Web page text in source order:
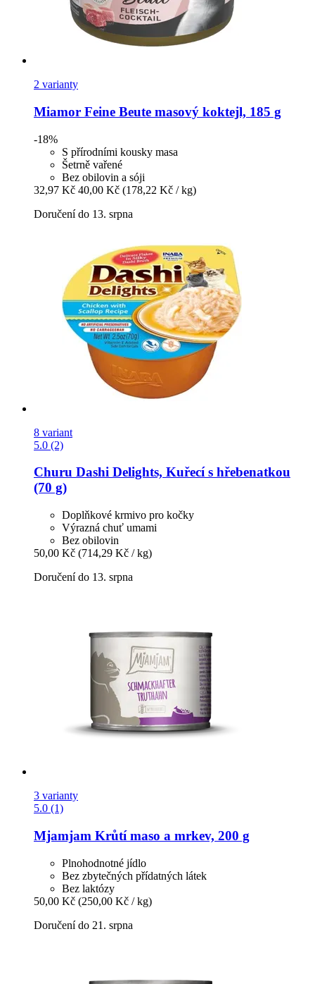
2 varianty
Miamor Feine Beute masový koktejl, 185 g
-18%
S přírodními kousky masa
Šetrně vařené
Bez obilovin a sóji
32,97 Kč 40,00 Kč (178,22 Kč / kg)
Doručení do 13. srpna
8 variant
5.0 (2)
Churu Dashi Delights, Kuřecí s hřebenatkou
(70 g)
Doplňkové krmivo pro kočky
Výrazná chuť umami
Bez obilovin
50,00 Kč (714,29 Kč / kg)
Doručení do 13. srpna
3 varianty
5.0 (1)
Mjamjam Krůtí maso a mrkev, 200 g
Plnohodnotné jídlo
Bez zbytečných přídatných látek
Bez laktózy
50,00 Kč (250,00 Kč / kg)
Doručení do 21. srpna